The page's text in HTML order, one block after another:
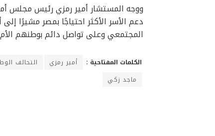
ووجه المستشار أمير رمزي رئيس مجلس
دعم الأسر الأكثر احتياجًا بمصر مشيرًا
المجتمعي وعلى تواصل دائم بوطنهم
الكلمات المفتاحية : أمير رمزي التحالف
ماجد زكي